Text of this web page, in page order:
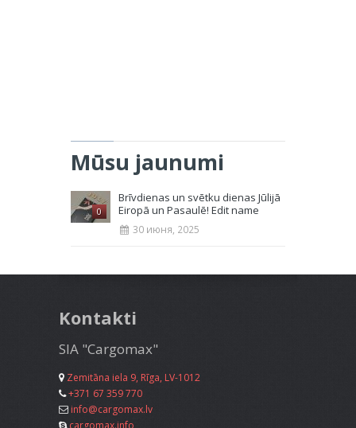
Mūsu jaunumi
0
Brīvdienas un svētku dienas Jūlijā
Eiropā un Pasaulē! Edit name
30 июня, 2025
Kontakti
SIA "Cargomax"
Zemitāna iela 9, Rīga, LV-1012
+371 67 359 770
info@cargomax.lv
cargomax.info